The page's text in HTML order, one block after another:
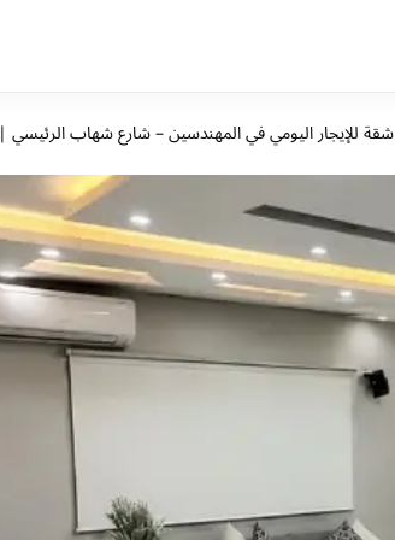
شقة للإيجار اليومي في المهندسين – شارع شهاب الرئيسي | 3 غرف وإطلالة مفتوحة